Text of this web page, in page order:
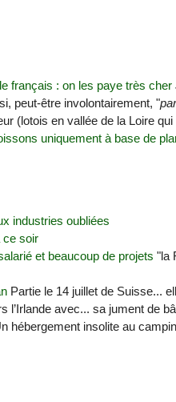
français : on les paye très cher
peut-être involontairement, "
(lotois en vallée de la Loire
uniquement à base de
industries oubliées
ce soir
et beaucoup de projets "la
Partie le 14 juillet de Suisse...
l’Irlande avec... sa jument de
hébergement insolite au